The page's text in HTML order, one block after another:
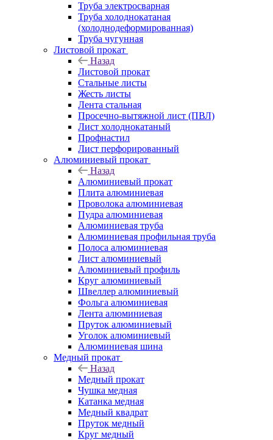
Труба электросварная
Труба холоднокатаная
(холоднодеформированная)
Труба чугунная
Листовой прокат
Назад
Листовой прокат
Стальные листы
Жесть листы
Лента стальная
Просечно-вытяжной лист (ПВЛ)
Лист холоднокатаный
Профнастил
Лист перфорированный
Алюминиевый прокат
Назад
Алюминиевый прокат
Плита алюминиевая
Проволока алюминиевая
Пудра алюминиевая
Алюминиевая труба
Алюминиевая профильная труба
Полоса алюминиевая
Лист алюминиевый
Алюминиевый профиль
Круг алюминиевый
Швеллер алюминиевый
Фольга алюминиевая
Лента алюминиевая
Пруток алюминиевый
Уголок алюминиевый
Алюминиевая шина
Медный прокат
Назад
Медный прокат
Чушка медная
Катанка медная
Медный квадрат
Пруток медный
Круг медный